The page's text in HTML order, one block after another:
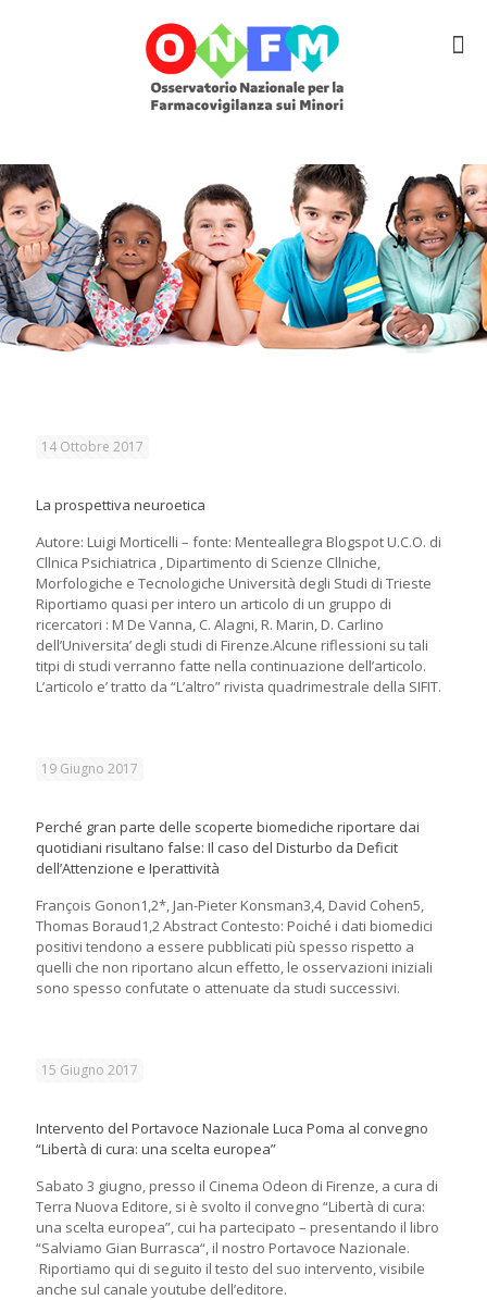
14 Ottobre 2017
La prospettiva neuroetica
Autore: Luigi Morticelli – fonte: Menteallegra Blogspot U.C.O. di
Cllnica Psichiatrica , Dipartimento di Scienze Cllniche,
Morfologiche e Tecnologiche Università degli Studi di Trieste
Riportiamo quasi per intero un articolo di un gruppo di
ricercatori : M De Vanna, C. Alagni, R. Marin, D. Carlino
dell’Universita’ degli studi di Firenze.Alcune riflessioni su tali
titpi di studi verranno fatte nella continuazione dell’articolo.
L’articolo e’ tratto da “L’altro” rivista quadrimestrale della SIFIT.
19 Giugno 2017
Perché gran parte delle scoperte biomediche riportare dai
quotidiani risultano false: Il caso del Disturbo da Deficit
dell’Attenzione e Iperattività
François Gonon1,2*, Jan-Pieter Konsman3,4, David Cohen5,
Thomas Boraud1,2 Abstract Contesto: Poiché i dati biomedici
positivi tendono a essere pubblicati più spesso rispetto a
quelli che non riportano alcun effetto, le osservazioni iniziali
sono spesso confutate o attenuate da studi successivi.
15 Giugno 2017
Intervento del Portavoce Nazionale Luca Poma al convegno
“Libertà di cura: una scelta europea”
Sabato 3 giugno, presso il Cinema Odeon di Firenze, a cura di
Terra Nuova Editore, si è svolto il convegno “Libertà di cura:
una scelta europea”, cui ha partecipato – presentando il libro
“Salviamo Gian Burrasca“, il nostro Portavoce Nazionale.
Riportiamo qui di seguito il testo del suo intervento, visibile
anche sul canale youtube dell’editore.